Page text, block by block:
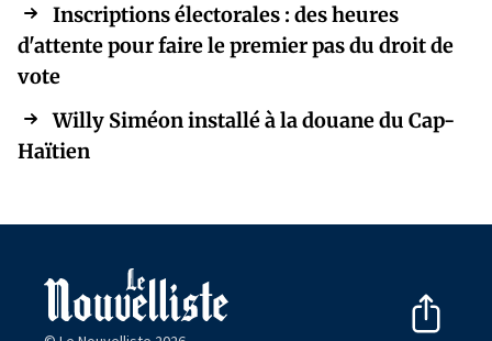
Inscriptions électorales : des heures
d'attente pour faire le premier pas du droit de
vote
Willy Siméon installé à la douane du Cap-
Haïtien